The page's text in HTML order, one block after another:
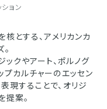
ション
核とする、アメリカンカ
クやアート、ポルノグ
プカルチャーのエッセン
現することで、オリジ
提案。